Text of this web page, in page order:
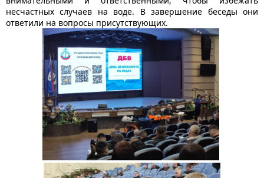
несчастных случаев на воде. В завершение беседы они
ответили на вопросы присутствующих.